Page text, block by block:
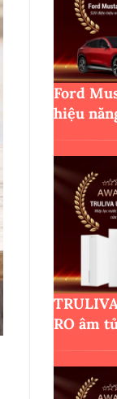
Ford
hiệu
RO âm